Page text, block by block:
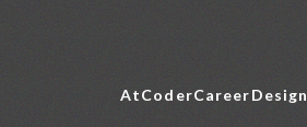
AtCoderCareerDesign